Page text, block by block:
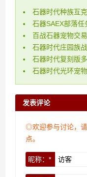
石器时代种族互
石器SAEX部落
百战石器宠物交
石器时代庄园族
石器时代复刻版
石器时代光环宠
发表评论
◎欢迎参与讨论，
点。
昵称：*